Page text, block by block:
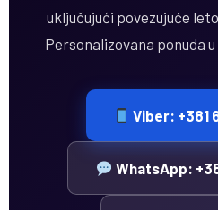
uključujući povezujuće
Personalizovana ponuda u
Viber: +381
WhatsApp: